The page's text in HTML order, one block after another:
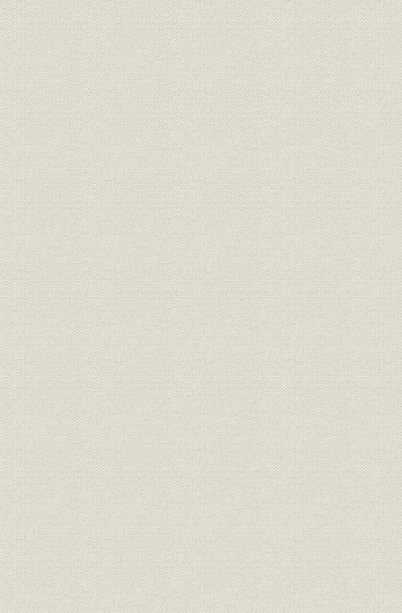
通貨 県内の日本銀行券発行状況
昭和21年
(1948年)
通貨 県下通貨分布の構成比
昭和22年
(1950年)
貯蓄;融資 銀行預金・貸出金の推移
昭和21年
(1949年)3
資産 危険資産算出表 [昭和23年
株式 大株主の推移
昭和20年
23年(1948
(1948年)9
規則 規程制定一覧
昭和20年
23年(1948
賃金 給料・手当の支給状況推移
昭和19年
(1950年)3
事業所 店舗数の推移
昭和19年
24年
貯蓄;商品 第1回福徳定期預金募集要項 昭和21年
貯蓄
福徳定期預金の賞品・割増金な
どの推移(第1回~第9回)
[昭和21年
年(1949年